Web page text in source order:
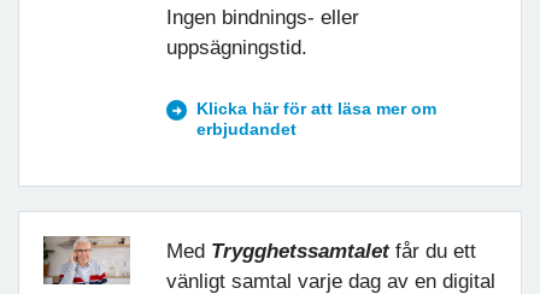
Ingen bindnings- eller
uppsägningstid.
Klicka här för att läsa mer om
erbjudandet
Med Trygghetssamtalet får du ett
vänligt samtal varje dag av en digital